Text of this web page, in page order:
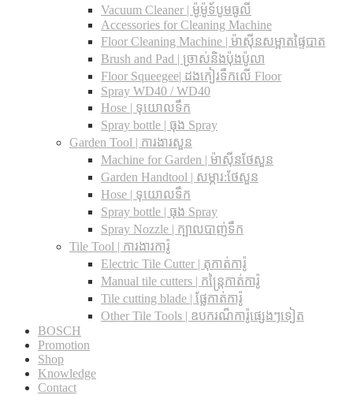
Vacuum Cleaner | ម៉ូម៉ូទ័បូមធូលី
Accessories for Cleaning Machine
Floor Cleaning Machine | ម៉ាស៊ីនសម្អាតផ្ទៃបាត
Brush and Pad | ច្រាស់និងប៉ុងប៉ូលា
Floor Squeegee| ដងកៀរទឺកលើ Floor
Spray WD40 / WD40
Hose | ទុយោលទឹក
Spray bottle | ធុង Spray
Garden Tool | ការងារសួន
Machine for Garden | ម៉ាស៊ីនថែសួន
Garden Handtool | សម្ភារ:ថែសួន
Hose | ទុយោលទឹក
Spray bottle | ធុង Spray
Spray Nozzle | ក្បាលបាញ់ទឹក
Tile Tool | ការងារការ៉ូ
Electric Tile Cutter | តុកាត់ការ៉ូ
Manual tile cutters | កន្ត្រៃកាត់ការ៉ូ
Tile cutting blade | ផ្លែកាត់ការ៉ូ
Other Tile Tools | ឧបករណ៏ការ៉ូផ្សេងៗទៀត
BOSCH
Promotion
Shop
Knowledge
Contact